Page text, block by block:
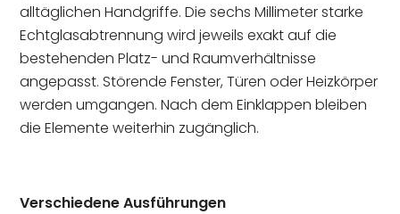
alltäglichen Handgriffe. Die sechs Millimeter starke
Echtglasabtrennung wird jeweils exakt auf die
bestehenden Platz- und Raumverhältnisse
angepasst. Störende Fenster, Türen oder Heizkörper
werden umgangen. Nach dem Einklappen bleiben
die Elemente weiterhin zugänglich.
Verschiedene Ausführungen